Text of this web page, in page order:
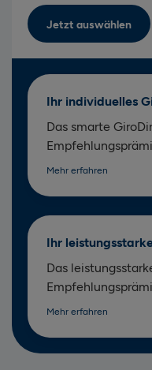
Jetzt auswählen
Ihr individuelles
Das smarte
Mehr erfahren
Ihr
Das
Mehr erfahren